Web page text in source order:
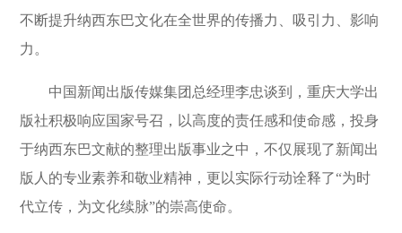
不断提升纳西东巴文化在全世界的传播力、吸引力、影响
力。
中国新闻出版传媒集团总经理李忠谈到，重庆大学出
版社积极响应国家号召，以高度的责任感和使命感，投身
于纳西东巴文献的整理出版事业之中，不仅展现了新闻出
版人的专业素养和敬业精神，更以实际行动诠释了“为时
代立传，为文化续脉”的崇高使命。